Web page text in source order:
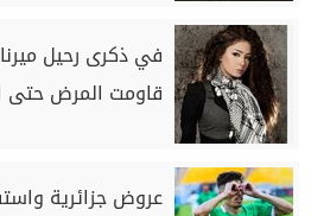
في ذكرى رحيل
قاومت المرض حتى
عروض جزائرية